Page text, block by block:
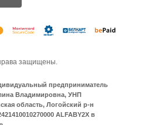
предприниматель
Владимировна, УНП
область, Логойский р-н
ALFABY2X в
защищены.